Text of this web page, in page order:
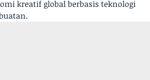
kreatif global berbasis teknologi